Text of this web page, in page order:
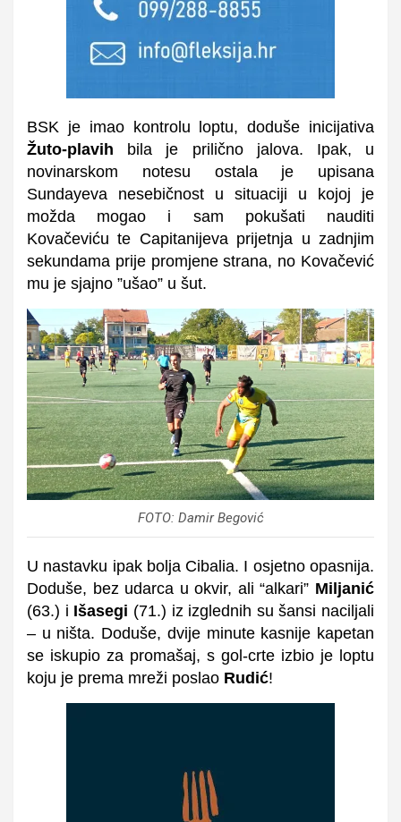
BSK je imao kontrolu loptu, doduše inicijativa
Žuto-plavih bila je prilično jalova. Ipak, u
novinarskom notesu ostala je upisana
Sundayeva nesebičnost u situaciji u kojoj je
možda mogao i sam pokušati nauditi
Kovačeviću te Capitanijeva prijetnja u zadnjim
sekundama prije promjene strana, no Kovačević
mu je sjajno ”ušao” u šut.
FOTO: Damir Begović
U nastavku ipak bolja Cibalia. I osjetno opasnija.
Doduše, bez udarca u okvir, ali “alkari” Miljanić
(63.) i Išasegi (71.) iz izglednih su šansi naciljali
– u ništa. Doduše, dvije minute kasnije kapetan
se iskupio za promašaj, s gol-crte izbio je loptu
koju je prema mreži poslao Rudić!